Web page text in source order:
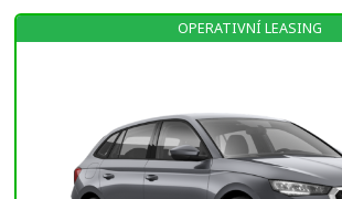
OPERATIVNÍ LEASING